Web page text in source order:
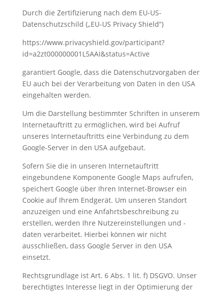
Durch die Zertifizierung nach dem EU-US-
Datenschutzschild („EU-US Privacy Shield“)
https://www.privacyshield.gov/participant?
id=a2zt000000001L5AAI&status=Active
garantiert Google, dass die Datenschutzvorgaben der
EU auch bei der Verarbeitung von Daten in den USA
eingehalten werden.
Um die Darstellung bestimmter Schriften in unserem
Internetauftritt zu ermöglichen, wird bei Aufruf
unseres Internetauftritts eine Verbindung zu dem
Google-Server in den USA aufgebaut.
Sofern Sie die in unseren Internetauftritt
eingebundene Komponente Google Maps aufrufen,
speichert Google über Ihren Internet-Browser ein
Cookie auf Ihrem Endgerät. Um unseren Standort
anzuzeigen und eine Anfahrtsbeschreibung zu
erstellen, werden Ihre Nutzereinstellungen und -
daten verarbeitet. Hierbei können wir nicht
ausschließen, dass Google Server in den USA
einsetzt.
Rechtsgrundlage ist Art. 6 Abs. 1 lit. f) DSGVO. Unser
berechtigtes Interesse liegt in der Optimierung der